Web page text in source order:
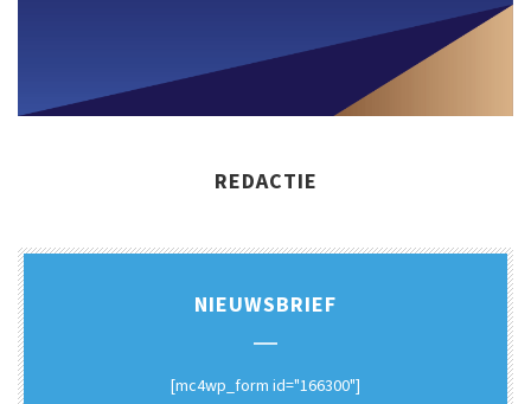
REDACTIE
NIEUWSBRIEF
[mc4wp_form id="166300"]